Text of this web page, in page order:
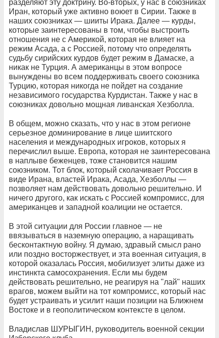
разделяют эту доктрину. Во-вторых, у нас в союзниках
Иран, который уже активно воюет в Сирии. Также в
наших союзниках — шииты Ирака. Далее — курды,
которые заинтересованы в том, чтобы выстроить
отношения не с Америкой, которая не влияет на
режим Асада, а с Россией, потому что определять
судьбу сирийских курдов будет режим в Дамаске, а
никак не Турция. А американцы в этом вопросе
вынуждены во всем поддерживать своего союзника
Турцию, которая никогда не пойдет на создание
независимого государства Курдистан. Также у нас в
союзниках довольно мощная ливанская Хезболла.
В общем, можно сказать, что у нас в этом регионе
серьезное доминирование в лице шиитского
населения и международных игроков, которых я
перечислил выше. Европа, которая не заинтересована
в наплыве беженцев, тоже становится нашим
союзником. Тот блок, который сколачивает Россия в
виде Ирана, властей Ирака, Асада, Хезболлы —
позволяет нам действовать довольно решительно. И
ничего другого, как искать с Россией компромисс, для
американцев и западной коалиции не остается.
В этой ситуации для России главное — не
ввязываться в наземную операцию, а наращивать
бесконтактную войну. Я думаю, здравый смысл рано
или поздно восторжествует, и эта военная ситуация, в
которой оказалась Россия, мобилизует элиты даже из
инстинкта самосохранения. Если мы будем
действовать решительно, не реагируя на "лай" наших
врагов, можем выйти на тот компромисс, который нас
будет устраивать и усилит наши позиции на Ближнем
Востоке и в геополитическом контексте в целом.
Владислав ШУРЫГИН, руководитель военной секции